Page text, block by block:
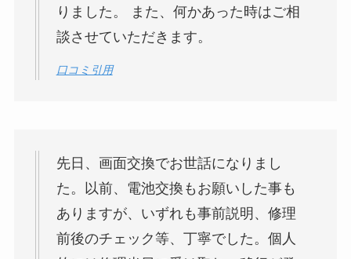
りました。 また、何かあった時はご相
談させていただきます。
口コミ引用
先日、画面交換でお世話になりまし
た。以前、電池交換もお願いした事も
ありますが、いずれも事前説明、修理
前後のチェック等、丁寧でした。個人